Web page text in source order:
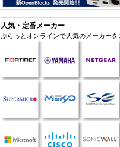
人気・定番メーカー
ぷらっとオンラインで人気のメーカーを